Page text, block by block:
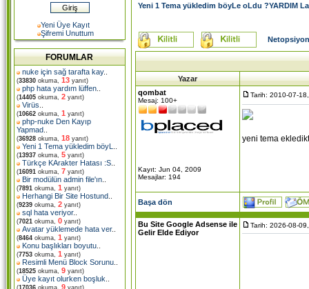
Yeni Üye Kayıt
Şifremi Unuttum
FORUMLAR
nuke için sağ tarafta kay..
(33830 okuma, 13 yanıt)
php hata yardım lüffen
(14405 okuma, 2 yanıt)
Virüs
(10662 okuma, 1 yanıt)
php-nuke Den Kayıp
Yapmad
(36928 okuma, 18 yanıt)
Yeni 1 Tema yükledim böyL
(13937 okuma, 5 yanıt)
Türkçe KArakter Hatası :S
(16091 okuma, 7 yanıt)
Bir modülün admin file'ın
(7891 okuma, 1 yanıt)
Herhangi Bir Site Hostund
(9239 okuma, 2 yanıt)
sql hata veriyor..
(7021 okuma, 0 yanıt)
Avatar yüklemede hata ver..
(8464 okuma, 1 yanıt)
Konu başlıkları boyutu
(7753 okuma, 1 yanıt)
Resimli Menü Block Sorunu
(18525 okuma, 9 yanıt)
Üye kayıt olurken boşluk
(17036 okuma, 9 yanıt)
Yeni 1 Tema yükledim böyLe oLdu ?YARDIM
Yazar
qombat
Mesaj: 100+
Kayıt: Jun 04, 2009
Mesajlar: 194
Tarih: 2010-07-
yeni tema
Başa dön
Bu Site Google Adsense ile
Gelir Elde Ediyor
Tarih: 2026-08-